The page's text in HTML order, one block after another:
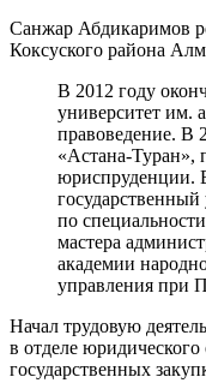
Санжар Абдикаримов
Коксуского района
В 2012 году
университет им.
правоведение. В
«Астана-Туран»,
юриспруденции.
по
мастера
академии
управления при
Начал трудовую
в отделе
государственных